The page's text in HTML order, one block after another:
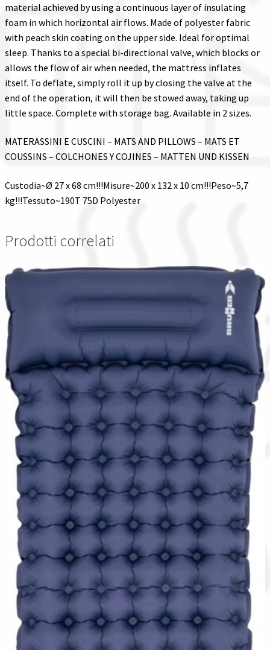
material achieved by using a continuous layer of insulating
foam in which horizontal air flows. Made of polyester fabric
with peach skin coating on the upper side. Ideal for optimal
sleep. Thanks to a special bi-directional valve, which blocks or
allows the flow of air when needed, the mattress inflates
itself. To deflate, simply roll it up by closing the valve at the
end of the operation, it will then be stowed away, taking up
little space. Complete with storage bag. Available in 2 sizes.
MATERASSINI E CUSCINI – MATS AND PILLOWS – MATS ET
COUSSINS – COLCHONES Y COJINES – MATTEN UND KISSEN
Custodia~Ø 27 x 68 cm!!!Misure~200 x 132 x 10 cm!!!Peso~5,7
kg!!!Tessuto~190T 75D Polyester
Prodotti correlati